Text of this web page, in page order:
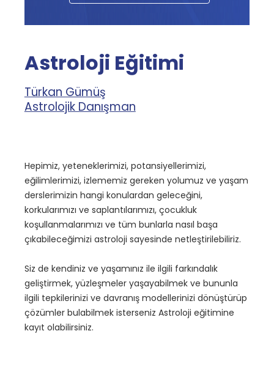
Astroloji Eğitimi
Türkan Gümüş
Astrolojik Danışman
Hepimiz, yeteneklerimizi, potansiyellerimizi,
eğilimlerimizi, izlememiz gereken yolumuz ve yaşam
derslerimizin hangi konulardan geleceğini,
korkularımızı ve saplantılarımızı, çocukluk
koşullanmalarımızı ve tüm bunlarla nasıl başa
çıkabileceğimizi astroloji sayesinde netleştirilebiliriz.
Siz de kendiniz ve yaşamınız ile ilgili farkındalık
geliştirmek, yüzleşmeler yaşayabilmek ve bununla
ilgili tepkilerinizi ve davranış modellerinizi dönüştürüp
çözümler bulabilmek isterseniz Astroloji eğitimine
kayıt olabilirsiniz.